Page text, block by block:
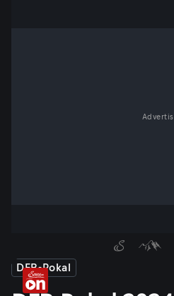
DFB-Pokal